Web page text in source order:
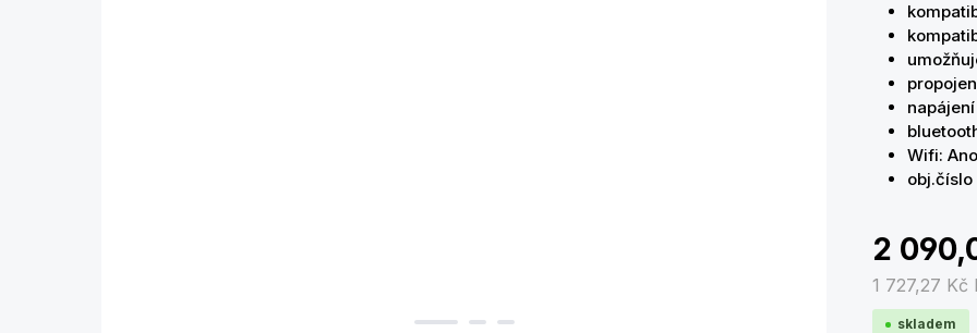
Wifi: Ano
obj.číslo
2
1 727,27 Kč
skladem